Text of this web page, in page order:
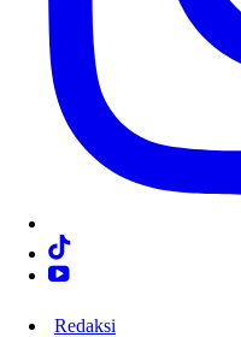
Redaksi